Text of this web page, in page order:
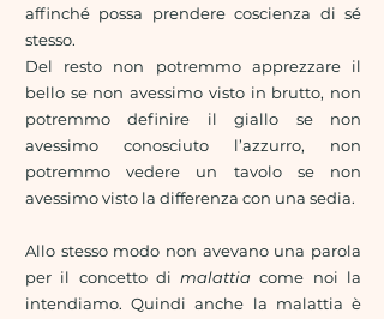
affinché possa prendere coscienza di sé
stesso.
Del resto non potremmo apprezzare il
bello se non avessimo visto in brutto, non
potremmo definire il giallo se non
avessimo conosciuto l’azzurro, non
potremmo vedere un tavolo se non
avessimo visto la differenza con una sedia.
Allo stesso modo non avevano una parola
per il concetto di malattia come noi la
intendiamo. Quindi anche la malattia è